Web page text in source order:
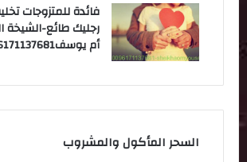
فائدة للمتزوجات
رجليك طائع-الشيخة
أم يوسف0096171137681
السحر المأكول والمشروب